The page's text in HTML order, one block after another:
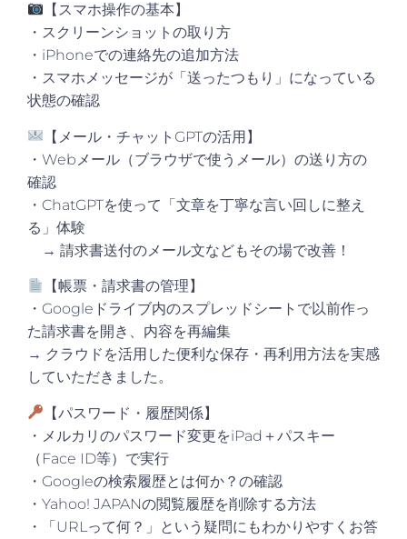
【スマホ操作の基本】
・スクリーンショットの取り方
・iPhoneでの連絡先の追加方法
・スマホメッセージが「送ったつもり」になっている
状態の確認
【メール・チャットGPTの活用】
・Webメール（ブラウザで使うメール）の送り方の
確認
・ChatGPTを使って「文章を丁寧な言い回しに整え
る」体験
→ 請求書送付のメール文などもその場で改善！
【帳票・請求書の管理】
・Googleドライブ内のスプレッドシートで以前作っ
た請求書を開き、内容を再編集
→ クラウドを活用した便利な保存・再利用方法を実感
していただきました。
【パスワード・履歴関係】
・メルカリのパスワード変更をiPad＋パスキー
（Face ID等）で実行
・Googleの検索履歴とは何か？の確認
・Yahoo! JAPANの閲覧履歴を削除する方法
・「URLって何？」という疑問にもわかりやすくお答